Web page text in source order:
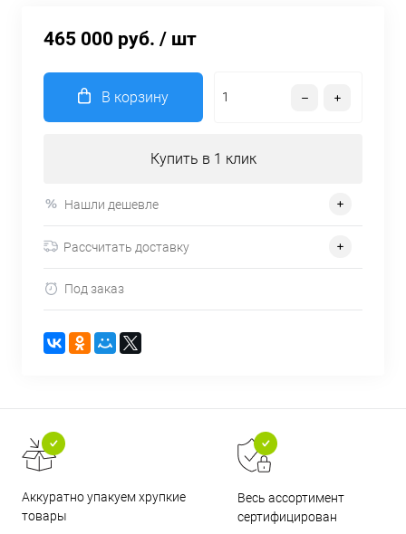
465 000 руб. / шт
В корзину
Купить в 1 клик
Нашли дешевле
Рассчитать доставку
Под заказ
Аккуратно упакуем хрупкие
товары
Весь ассортимент
сертифицирован